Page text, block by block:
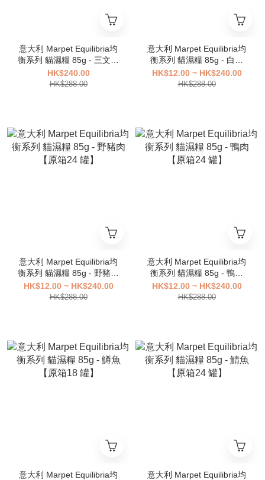
意大利 Marpet Equilibria均
衡系列 貓濕糧 85g - 三文魚
【原箱24 罐】
HK$240.00
HK$288.00
意大利 Marpet Equilibria均
衡系列 貓濕糧 85g - 白魚
【原箱24 罐】
HK$12.00 ~ HK$240.00
HK$288.00
意大利 Marpet Equilibria均
衡系列 貓濕糧 85g - 野豬肉
【原箱24 罐】
HK$12.00 ~ HK$240.00
HK$288.00
意大利 Marpet Equilibria均
衡系列 貓濕糧 85g - 鴨肉
【原箱24 罐】
HK$12.00 ~ HK$240.00
HK$288.00
意大利 Marpet Equilibria均
意大利 Marpet Equilibria均